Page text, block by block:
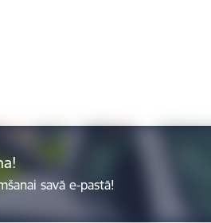
savā e-pastā!